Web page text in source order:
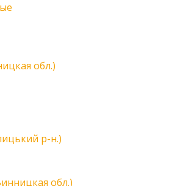
обл.)
р-н.)
обл.)